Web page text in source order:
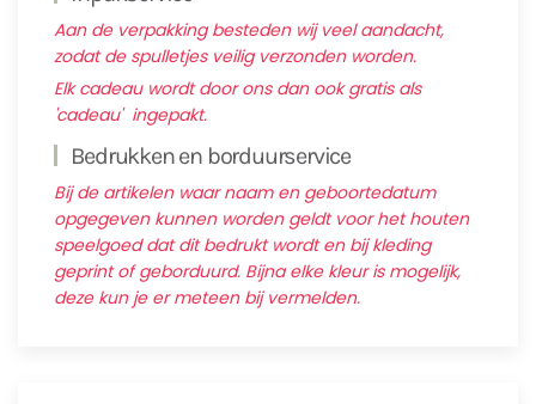
Aan de verpakking besteden wij veel aandacht,
zodat de spulletjes veilig verzonden worden.
Elk cadeau wordt door ons dan ook gratis als
'cadeau' ingepakt.
Bedrukken en borduurservice
Bij de artikelen waar naam en geboortedatum
opgegeven kunnen worden geldt voor het houten
speelgoed dat dit bedrukt wordt en bij kleding
geprint of geborduurd. Bijna elke kleur is mogelijk,
deze kun je er meteen bij vermelden.